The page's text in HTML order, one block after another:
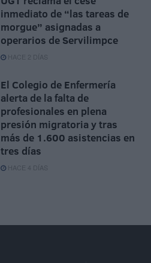
inmediato de “las tareas de
morgue” asignadas a
operarios de Servilimpce
HACE 2 DÍAS
El Colegio de Enfermería
alerta de la falta de
profesionales en plena
presión migratoria y tras
más de 1.600 asistencias en
tres días
HACE 4 DÍAS